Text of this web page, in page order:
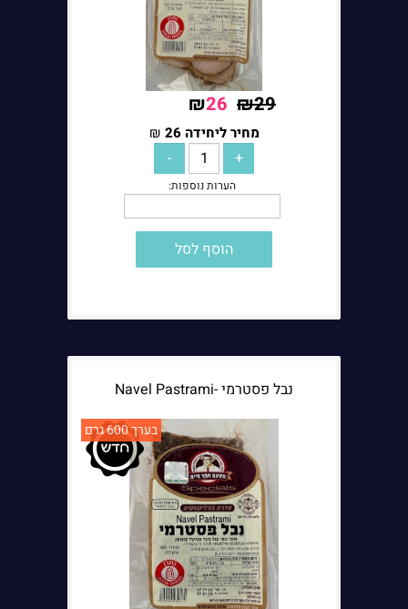
הערות נוספות:
₪29
₪26
מחיר ליחידה 26
₪
הוסף לסל
נבל פסטרמי -Navel Pastrami
בערך 600 גרם